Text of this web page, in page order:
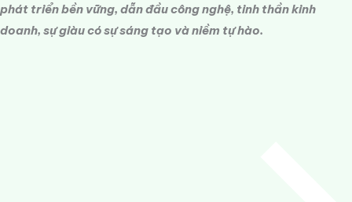
phát triển bền vững, dẫn đầu công nghệ, tinh thần kinh
doanh, sự giàu có sự sáng tạo và niềm tự hào.